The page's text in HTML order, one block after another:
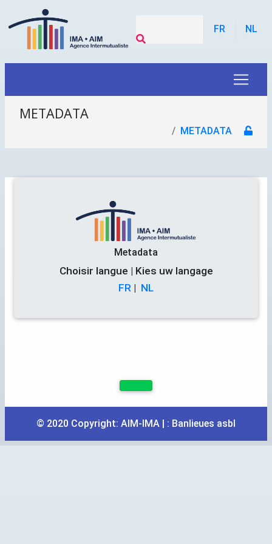
FR NL
METADATA
METADATA
Metadata
Choisir langue | Kies uw langage
FR | NL
© 2020 Copyright: AIM-IMA | : Banlieues asbl